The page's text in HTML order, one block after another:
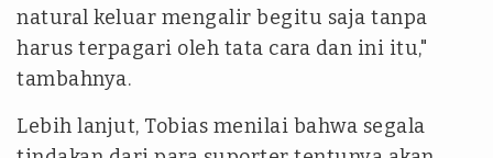
natural keluar mengalir begitu saja tanpa
harus terpagari oleh tata cara dan ini itu,"
tambahnya.
Lebih lanjut, Tobias menilai bahwa segala